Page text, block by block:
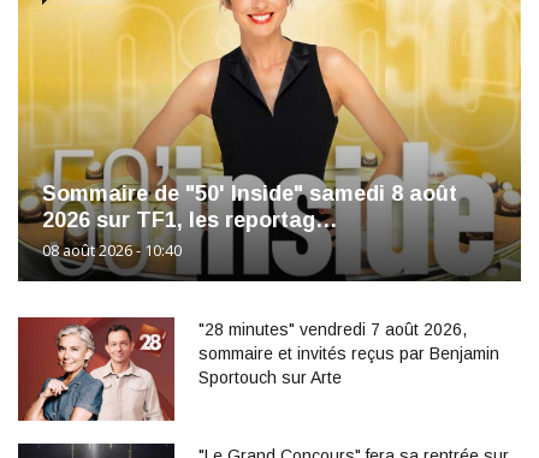
Sommaire de "50' Inside" samedi 8 août
2026 sur TF1, les reportag…
08 août 2026 - 10:40
"28 minutes" vendredi 7 août 2026,
sommaire et invités reçus par Benjamin
Sportouch sur Arte